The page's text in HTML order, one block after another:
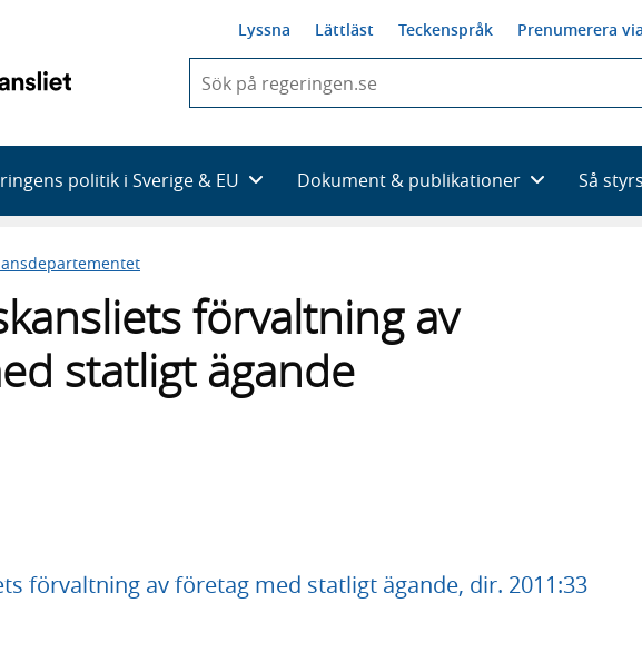
Lyssna Lättläst Teckenspråk Prenumerera
du
skriva
framträder
en
politik i Sverige & EU Dokument & publikationer Så
förvaltning av
statligt ägande
förvaltning av företag med statligt ägande, dir. 2011:33